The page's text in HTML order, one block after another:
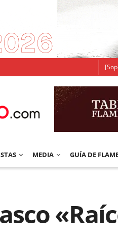
MEDIA GUÍA DE